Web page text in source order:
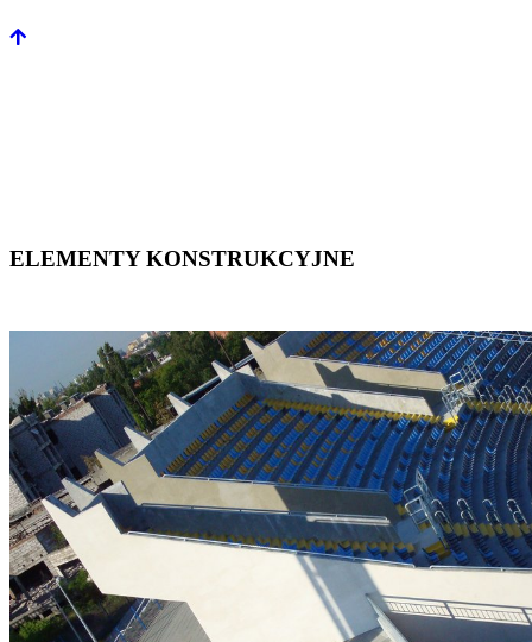
ELEMENTY
KONSTRUKCYJNE
ELEMENTY KONSTRUKCYJNE